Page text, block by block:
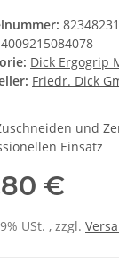
4009215084078
Dick Ergogrip
Friedr. Dick
und
Einsatz
€
USt. , zzgl.